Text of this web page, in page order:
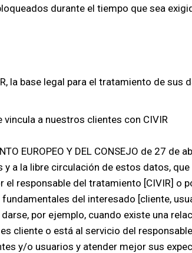
durante el tiempo que sea
la base legal para el tratamiento de sus
a nuestros clientes con CIVIR
EUROPEO Y DEL CONSEJO de 27 de
a la libre circulación de estos datos,
responsable del tratamiento [CIVIR] o
del interesado [cliente,
por ejemplo, cuando existe una
cliente o está al servicio del
y/o usuarios y atender mejor sus